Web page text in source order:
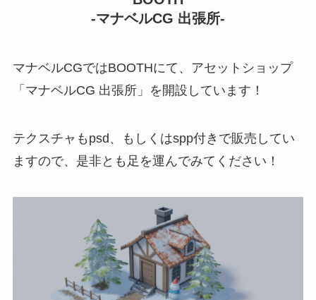
-マナベルCG 出張所-
マナベルCGではBOOTHにて、アセットショップ
「マナベルCG 出張所」を開設しています！
テクスチャもpsd、もしくはspp付きで販売してい
ますので、是非とも足を運んでみてください！